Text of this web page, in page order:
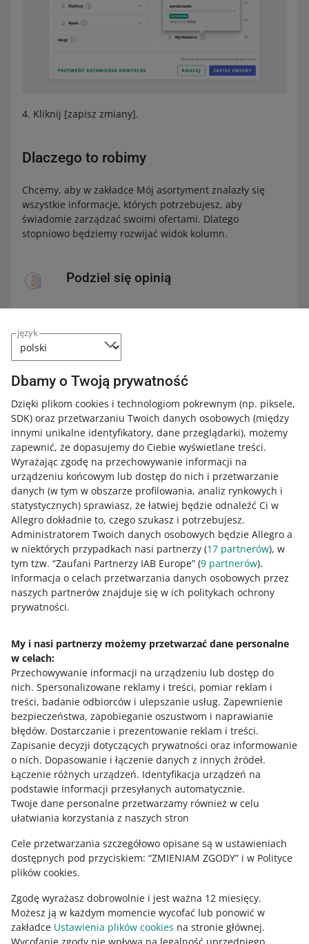
język
Dbamy o Twoją prywatność
Dzięki plikom cookies i technologiom pokrewnym (np. piksele,
SDK) oraz przetwarzaniu Twoich danych osobowych (między
innymi unikalne identyfikatory, dane przeglądarki), możemy
zapewnić, że dopasujemy do Ciebie wyświetlane treści.
Wyrażając zgodę na przechowywanie informacji na
urządzeniu końcowym lub dostęp do nich i przetwarzanie
danych (w tym w obszarze profilowania, analiz rynkowych i
statystycznych) sprawiasz, że łatwiej będzie odnaleźć Ci w
Allegro dokładnie to, czego szukasz i potrzebujesz.
Administratorem Twoich danych osobowych będzie Allegro a
w niektórych przypadkach nasi partnerzy (17 partnerów), w
tym tzw. “Zaufani Partnerzy IAB Europe” (9 partnerów).
Informacja o celach przetwarzania danych osobowych przez
naszych partnerów znajduje się w ich politykach ochrony
prywatności.
My i nasi partnerzy możemy przetwarzać dane personalne
w celach:
Przechowywanie informacji na urządzeniu lub dostęp do
nich. Spersonalizowane reklamy i treści, pomiar reklam i
treści, badanie odbiorców i ulepszanie usług. Zapewnienie
bezpieczeństwa, zapobieganie oszustwom i naprawianie
błędów. Dostarczanie i prezentowanie reklam i treści.
Zapisanie decyzji dotyczących prywatności oraz informowanie
o nich. Dopasowanie i łączenie danych z innych źródeł.
Łączenie różnych urządzeń. Identyfikacja urządzeń na
podstawie informacji przesyłanych automatycznie.
Twoje dane personalne przetwarzamy również w celu
ułatwiania korzystania z naszych stron
Cele przetwarzania szczegółowo opisane są w ustawieniach
dostępnych pod przyciskiem: “ZMIENIAM ZGODY” i w Polityce
plików cookies.
Zgodę wyrażasz dobrowolnie i jest ważna 12 miesięcy.
Możesz ją w każdym momencie wycofać lub ponowić w
zakładce Ustawienia plików cookies na stronie głównej.
Kliknij [zapisz zmiany].
Dlaczego to robimy
Chcemy, aby w zakładce Mój asortyment znalazły się
wszystkie informacje, których potrzebujesz, aby
świadomie zarządzać swoimi ofertami. Dlatego
stopniowo będziemy rozwijać widok kolumn.
Podziel się opinią
sprzedających. Dlatego w zakładce
Mój asortyment
krótkiej ankiety. Przejdziesz do niej,
gdy klikniesz [Twoja opinia] na dole
zakładki. Daj nam znać, co Ci się
podoba, a co powinniśmy poprawić.
Liczymy na Twoją pomoc!
Jak oceniasz te zmiany/nowości?
0 - Porażka
10 - Rewelacja
0 1 2 3 4 5 6
Potrzebujesz pomocy?
Skontaktuj się z nami
Zapytaj społeczność
Zajrzyj na Allegro Gadane